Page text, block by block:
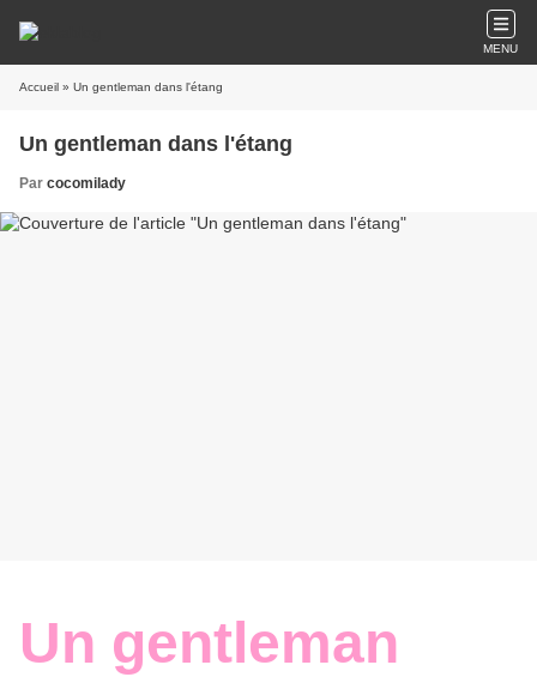
MENU
Accueil » Un gentleman dans l'étang
Un gentleman dans l'étang
Par cocomilady
Un gentleman